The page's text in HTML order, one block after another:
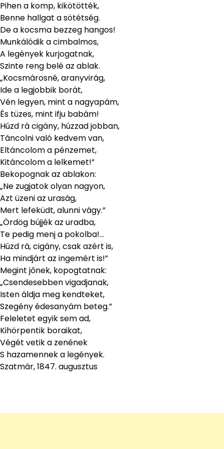
Pihen a komp, kikötötték,
Benne hallgat a sötétség.
De a kocsma bezzeg hangos!
Munkálódik a cimbalmos,
A legények kurjogatnak,
Szinte reng belé az ablak.
„Kocsmárosné, aranyvirág,
Ide a legjobbik borát,
Vén legyen, mint a nagyapám,
És tüzes, mint ifju babám!
Húzd rá cigány, húzzad jobban,
Táncolni való kedvem van,
Eltáncolom a pénzemet,
Kitáncolom a lelkemet!”
Bekopognak az ablakon:
„Ne zugjatok olyan nagyon,
Azt üzeni az uraság,
Mert lefeküdt, alunni vágy.”
„Ördög bújjék az uradba,
Te pedig menj a pokolba!…
Húzd rá, cigány, csak azért is,
Ha mindjárt az ingemért is!”
Megint jőnek, kopogtatnak:
„Csendesebben vigadjanak,
Isten áldja meg kendteket,
Szegény édesanyám beteg.”
Feleletet egyik sem ad,
Kihörpentik boraikat,
Végét vetik a zenének
S hazamennek a legények.
Szatmár,1847. augusztus